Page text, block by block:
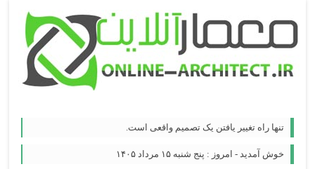
تنها راه تغییر یافتن یک تصمیم واقعی است.
خوش آمدید - امروز : پنج شنبه ۱۵ مرداد ۱۴۰۵